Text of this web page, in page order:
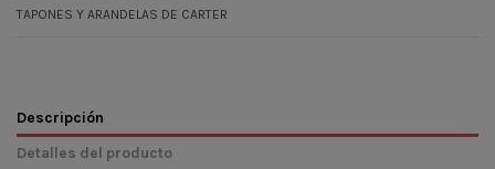
TAPONES Y ARANDELAS DE CARTER
Descripción
Detalles del producto